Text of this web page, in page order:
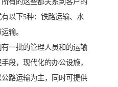
有的这些都关系到客户的
以下5种：铁路运输、水
输。
一批的管理人员和的运输
段，现代化的办公设施，
路运输为主，同时可提供